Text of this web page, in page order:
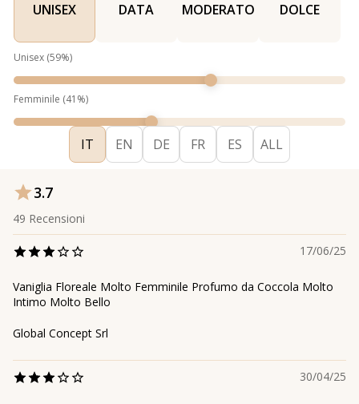
UNISEX DATA MODERATO DOLCE
Unisex (59%)
Femminile (41 %)
IT EN DE FR ES ALL
3.7
49 Recensioni
17/06/25
Vaniglia Floreale Molto Femminile Profumo da Coccola Molto
Intimo Molto Bello
Global Concept Srl
30/04/25